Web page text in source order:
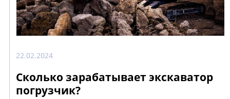
22.02.2024
Сколько зарабатывает экскаватор
погрузчик?